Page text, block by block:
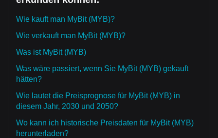
Wie kauft man MyBit (MYB)?
Wie verkauft man MyBit (MYB)?
Was ist MyBit (MYB)
Was wäre passiert, wenn Sie MyBit (MYB) gekauft
hätten?
Wie lautet die Preisprognose für MyBit (MYB) in
diesem Jahr, 2030 und 2050?
Wo kann ich historische Preisdaten für MyBit (MYB)
herunterladen?